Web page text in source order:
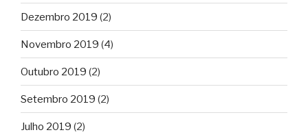
Dezembro 2019 (2)
Novembro 2019 (4)
Outubro 2019 (2)
Setembro 2019 (2)
Julho 2019 (2)